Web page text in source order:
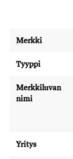
Merkki
Tyyppi
Merkkiluvan
nimi
Yritys